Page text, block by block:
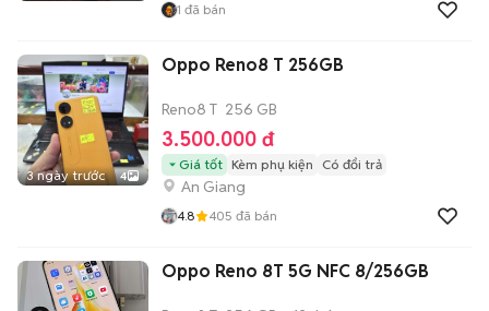
1 đã bán
3 ngày trước 4
Oppo Reno8 T 256GB
Reno8 T 256 GB
3.500.000 đ
Giá tốt Kèm phụ kiện Có đổi trả
An Giang
4.8 405 đã bán
Oppo Reno 8T 5G NFC 8/256GB